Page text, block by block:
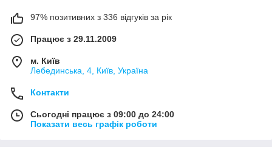
97% позитивних з 336 відгуків за рік
Працює з 29.11.2009
м. Київ
Лебединська, 4, Київ, Україна
Контакти
Сьогодні працює з 09:00 до 24:00
Показати весь графік роботи